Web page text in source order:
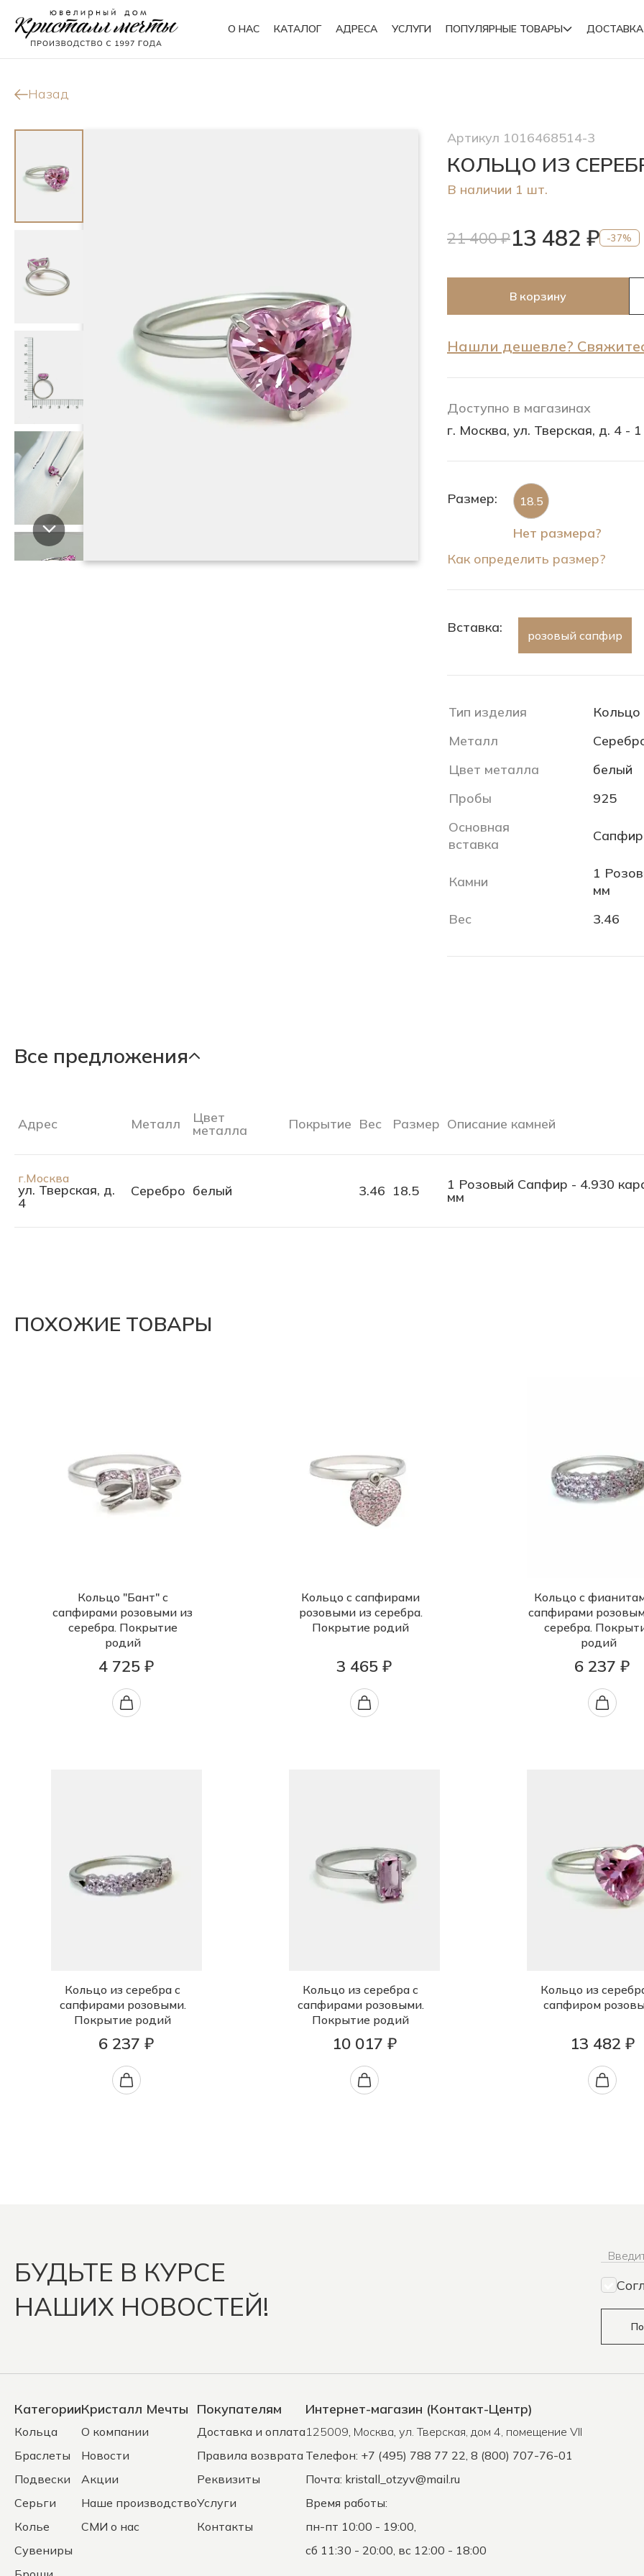
О НАС КАТАЛОГ АДРЕСА УСЛУГИ ПОПУЛЯРНЫЕ ТОВАРЫ ДОСТАВКА
Кольца
Броши
Назад
Артикул 1016468514-3
КОЛЬЦО ИЗ
В наличии 1 шт.
21 400 ₽13 482 ₽ -37%
В корзину
Нашли дешевле?
Доступно в магазинах
г. Москва, ул. Тверская, д. 4 -
Размер: 18.5
Нет размера?
Как определить размер?
Вставка: розовый сапфир
Тип изделия
Кольцо
Металл
Цвет металла
белый
Пробы
925
Основная
вставка
Камни
1
мм
Вес
3.46
Все предложения
Адрес Металл Цвет
металла Покрытие Вес Размер Описание камней
г.Москва
ул. Тверская, д.
4
Серебро белый 3.46 18.5 1 Розовый Сапфир - 4.930
мм
ПОХОЖИЕ ТОВАРЫ
Кольцо "Бант" с
сапфирами розовыми из
серебра. Покрытие
родий
4 725 ₽
Кольцо с сапфирами
розовыми из серебра.
Покрытие родий
3 465 ₽
Кольцо с
сапфирами
серебра.
родий
6 237 ₽
Кольцо из серебра с
сапфирами розовыми.
Покрытие родий
6 237 ₽
Кольцо из серебра с
сапфирами розовыми.
Покрытие родий
10 017 ₽
Кольцо из
сапфиром
13 482 ₽
БУДЬТЕ В КУРСЕ
НАШИХ НОВОСТЕЙ!
Категории
Кольца
Браслеты
Подвески
Серьги
Колье
Сувениры
Кристалл Мечты
О компании
Новости
Акции
Наше производство
СМИ о нас
Покупателям
Доставка и оплата
Правила возврата
Реквизиты
Услуги
Контакты
Интернет-магазин (Контакт-Центр)
125009, Москва, ул. Тверская, дом 4, помещение VII
Телефон: +7 (495) 788 77 22, 8 (800) 707-76-01
Почта: kristall_otzyv@mail.ru
Время работы:
пн-пт 10:00 - 19:00,
сб 11:30 - 20:00, вс 12:00 - 18:00